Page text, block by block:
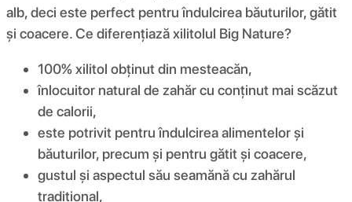
alb, deci este perfect pentru îndulcirea băuturilor, gătit
și coacere. Ce diferențiază xilitolul Big Nature?
100% xilitol obținut din mesteacăn,
înlocuitor natural de zahăr cu conținut mai scăzut
de calorii,
este potrivit pentru îndulcirea alimentelor și
băuturilor, precum și pentru gătit și coacere,
gustul și aspectul său seamănă cu zahărul
tradițional,